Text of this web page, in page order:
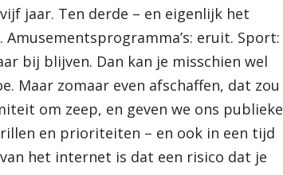
jaar. Ten derde – en eigenlijk het
eruit. Sport:
bij blijven. Dan kan je misschien wel
Maar zomaar even afschaffen, dat zou
om zeep, en geven we ons publieke
en prioriteiten – en ook in een tijd
het internet is dat een risico dat je